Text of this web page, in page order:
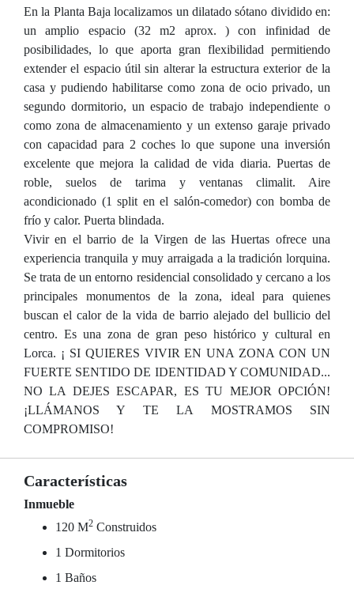
En la Planta Baja localizamos un dilatado sótano dividido en:
un amplio espacio (32 m2 aprox. ) con infinidad de
posibilidades, lo que aporta gran flexibilidad permitiendo
extender el espacio útil sin alterar la estructura exterior de la
casa y pudiendo habilitarse como zona de ocio privado, un
segundo dormitorio, un espacio de trabajo independiente o
como zona de almacenamiento y un extenso garaje privado
con capacidad para 2 coches lo que supone una inversión
excelente que mejora la calidad de vida diaria. Puertas de
roble, suelos de tarima y ventanas climalit. Aire
acondicionado (1 split en el salón-comedor) con bomba de
frío y calor. Puerta blindada.
Vivir en el barrio de la Virgen de las Huertas ofrece una
experiencia tranquila y muy arraigada a la tradición lorquina.
Se trata de un entorno residencial consolidado y cercano a los
principales monumentos de la zona, ideal para quienes
buscan el calor de la vida de barrio alejado del bullicio del
centro. Es una zona de gran peso histórico y cultural en
Lorca. ¡ SI QUIERES VIVIR EN UNA ZONA CON UN
FUERTE SENTIDO DE IDENTIDAD Y COMUNIDAD...
NO LA DEJES ESCAPAR, ES TU MEJOR OPCIÓN!
¡LLÁMANOS Y TE LA MOSTRAMOS SIN
COMPROMISO!
Características
Inmueble
120 M2 Construidos
1 Dormitorios
1 Baños